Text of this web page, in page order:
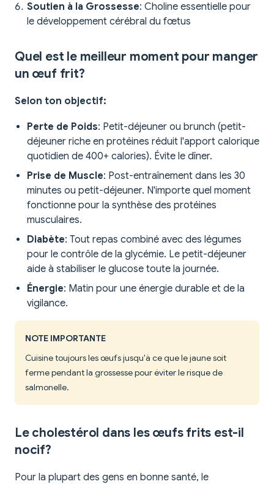
Soutien à la Grossesse: Choline essentielle pour
le développement cérébral du fœtus
Quel est le meilleur moment pour manger
un œuf frit?
Selon ton objectif:
Perte de Poids: Petit-déjeuner ou brunch (petit-
déjeuner riche en protéines réduit l'apport calorique
quotidien de 400+ calories). Évite le dîner.
Prise de Muscle: Post-entraînement dans les 30
minutes ou petit-déjeuner. N'importe quel moment
fonctionne pour la synthèse des protéines
musculaires.
Diabète: Tout repas combiné avec des légumes
pour le contrôle de la glycémie. Le petit-déjeuner
aide à stabiliser le glucose toute la journée.
Énergie: Matin pour une énergie durable et de la
vigilance.
NOTE IMPORTANTE
Cuisine toujours les œufs jusqu'à ce que le jaune soit
ferme pendant la grossesse pour éviter le risque de
salmonelle.
Le cholestérol dans les œufs frits est-il
nocif?
Pour la plupart des gens en bonne santé, le